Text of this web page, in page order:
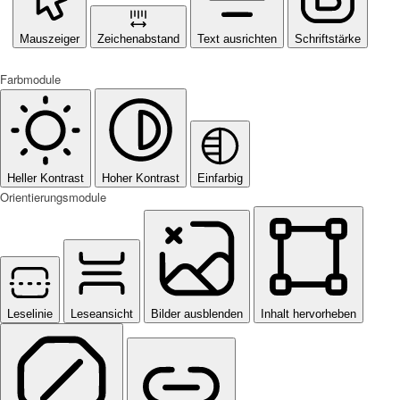
Mauszeiger Zeichenabstand Text ausrichten Schriftstärke
Farbmodule
Heller Kontrast Hoher Kontrast Einfarbig
Orientierungsmodule
Leselinie Leseansicht Bilder ausblenden Inhalt hervorheben